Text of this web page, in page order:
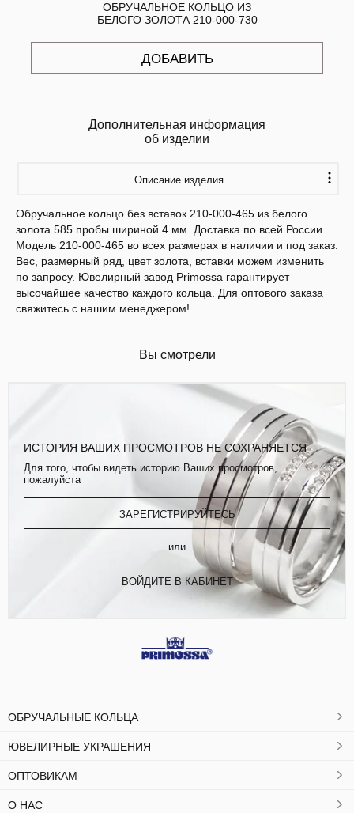
ОБРУЧАЛЬНОЕ КОЛЬЦО ИЗ
БЕЛОГО ЗОЛОТА 210-000-730
ДОБАВИТЬ
Дополнительная информация
об изделии
Описание изделия
Обручальное кольцо без вставок 210-000-465 из белого
золота 585 пробы шириной 4 мм. Доставка по всей России.
Модель 210-000-465 во всех размерах в наличии и под заказ.
Вес, размерный ряд, цвет золота, вставки можем изменить
по запросу. Ювелирный завод Primossa гарантирует
высочайшее качество каждого кольца. Для оптового заказа
свяжитесь с нашим менеджером!
Вы смотрели
ИСТОРИЯ ВАШИХ ПРОСМОТРОВ НЕ СОХРАНЯЕТСЯ
Для того, чтобы видеть историю Ваших просмотров,
пожалуйста
ЗАРЕГИСТРИРУЙТЕСЬ
или
ВОЙДИТЕ В КАБИНЕТ
ОБРУЧАЛЬНЫЕ КОЛЬЦА
ЮВЕЛИРНЫЕ УКРАШЕНИЯ
ОПТОВИКАМ
О НАС